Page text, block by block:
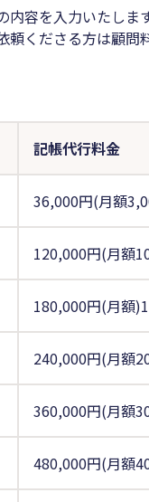
容を入力いたします
頼くださる方は顧問
記帳代行料金
36,000円(月額
120,000円(月額
180,000円(月額
240,000円(月額
360,000円(月額
480,000円(月額